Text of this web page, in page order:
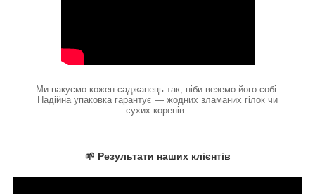
Ми пакуємо кожен саджанець так, ніби веземо його собі.
Надійна упаковка гарантує — жодних зламаних гілок чи
сухих коренів.
🌱 Результати наших клієнтів